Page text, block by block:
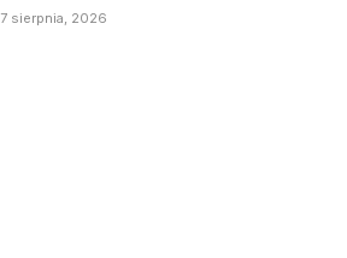
7 sierpnia, 2026